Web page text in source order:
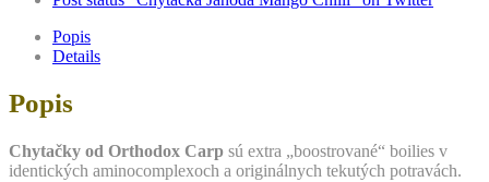
Popis
Details
Popis
Chytačky od Orthodox Carp sú extra „boostrované“ boilies v
identických aminocomplexoch a originálnych tekutých potravách.